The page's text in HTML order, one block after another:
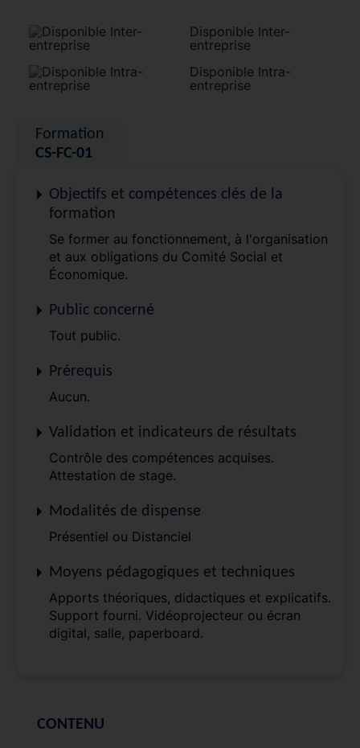
Disponible Inter-
entreprise
Disponible Intra-
entreprise
Formation
CS-FC-01
Objectifs et compétences clés de la
formation
Se former au fonctionnement, à l'organisation
et aux obligations du Comité Social et
Économique.
Public concerné
Tout public.
Prérequis
Aucun.
Validation et indicateurs de résultats
Contrôle des compétences acquises.
Attestation de stage.
Modalités de dispense
Présentiel ou Distanciel
Moyens pédagogiques et techniques
Apports théoriques, didactiques et explicatifs.
Support fourni. Vidéoprojecteur ou écran
digital, salle, paperboard.
CONTENU